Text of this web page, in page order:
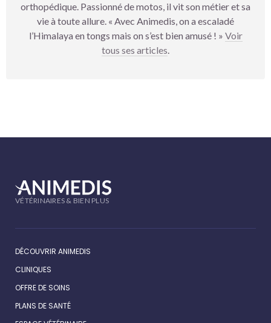
orthopédique. Passionné de motos, il vit son métier et sa
vie à toute allure. « Avec Animedis, on a escaladé
l’Himalaya en tongs mais on s’est bien amusé ! » Voir
tous ses articles.
VÉTÉRINAIRES & BIEN PLUS
DÉCOUVRIR ANIMEDIS
CLINIQUES
OFFRE DE SOINS
PLANS DE SANTÉ